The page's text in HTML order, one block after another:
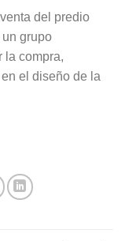
del predio
grupo
la compra,
el diseño de la